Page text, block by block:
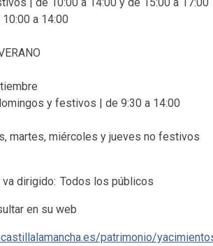
a 14:00
y festivos | de 9:30 a 14:00
martes, miércoles y jueves no festivos
va dirigido Todos los públicos
en su web
patrimonio/